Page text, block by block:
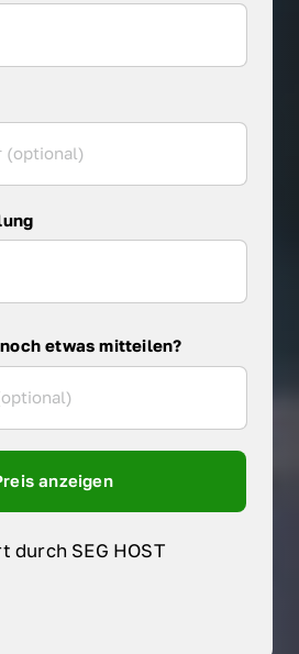
etwas mitteilen?
anzeigen
durch SEG HOST